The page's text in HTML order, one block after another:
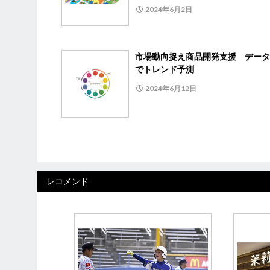
2024年6月2日
市場動向捉え商品開発支援 デー
でトレンド予測
2024年6月12日
レコメンド